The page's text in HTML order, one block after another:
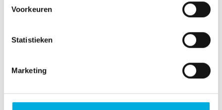
Voorkeuren
Statistieken
Marketing
kabelgarnituren?
Joost van der Poel
Accountmanager